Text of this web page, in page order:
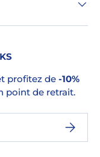
profitez de -10%
point de retrait.